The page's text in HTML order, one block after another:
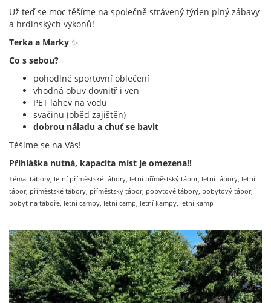
Už teď se moc těšíme na společně strávený týden plný zábavy
a hrdinských výkonů!
Terka a Marky ✨
Co s sebou?
pohodlné sportovní oblečení
vhodná obuv dovnitř i ven
PET lahev na vodu
svačinu (oběd zajištěn)
dobrou náladu a chuť se bavit
Těšíme se na Vás!
Přihláška nutná, kapacita míst je omezena!!
Téma: tábory, letní příměstské tábory, letní příměstský tábor, letní tábory, letní
tábor, příměstské tábory, příměstský tábor, pobytové tábory, pobytový tábor,
pobyt na táboře, letní campy, letní camp, letní kampy, letní kamp